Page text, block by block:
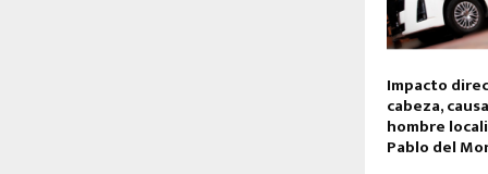
Impacto
cabeza,
hombre
Pablo del